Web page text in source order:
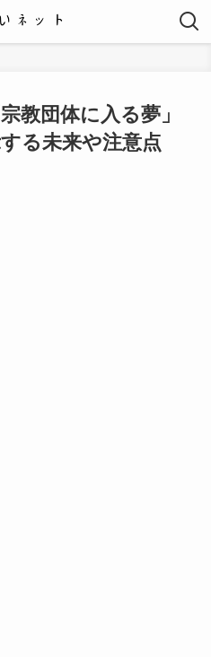
教団体に入る夢」
る未来や注意点